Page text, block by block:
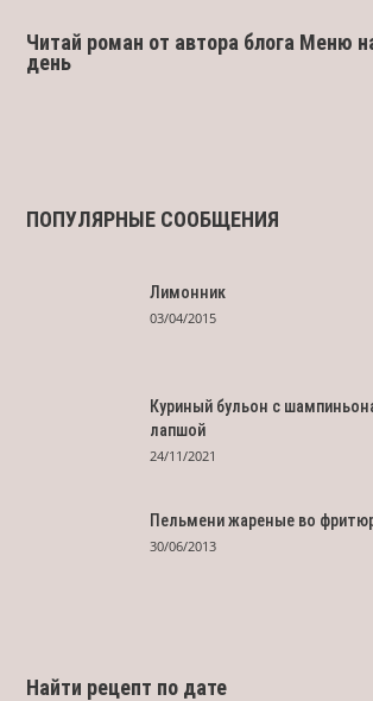
Читай роман от автора блога Меню
день
ПОПУЛЯРНЫЕ СООБЩЕНИЯ
Лимонник
03/04/2015
Куриный бульон с
лапшой
24/11/2021
Пельмени жареные во
30/06/2013
Найти рецепт по дате